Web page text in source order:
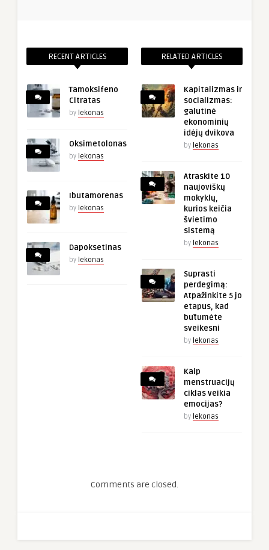
RECENT ARTICLES
Tamoksifeno
Citratas
by lekonas
Oksimetolonas
by lekonas
Ibutamorenas
by lekonas
Dapoksetinas
by lekonas
RELATED ARTICLES
Kapitalizmas ir
socializmas:
galutinė
ekonominių
idėjų dvikova
by lekonas
Atraskite 10
naujoviškų
mokyklų,
kurios keičia
švietimo
sistemą
by lekonas
Suprasti
perdegimą:
Atpažinkite 5 jo
etapus, kad
būtumėte
sveikesni
by lekonas
Kaip
menstruacijų
ciklas veikia
emocijas?
by lekonas
Comments are closed.